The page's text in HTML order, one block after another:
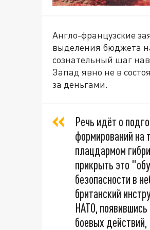
Англо-французские
выделения бюджета
сознательный шаг
Запад явно не в
за деньгами.
Речь идёт о
формирований на
плацдармом
прикрыть это
безопасности в
британский
НАТО,
боевых действий,